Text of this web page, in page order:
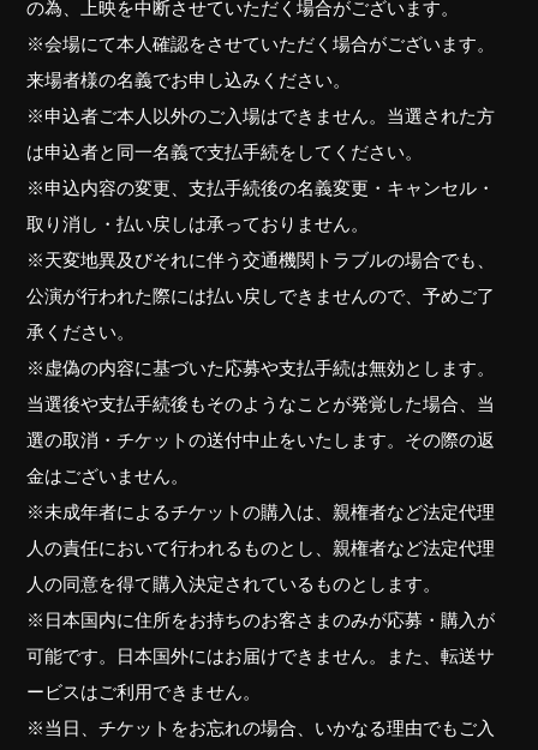
の為、上映を中断させていただく場合がございます。
※会場にて本人確認をさせていただく場合がございます。
来場者様の名義でお申し込みください。
※申込者ご本人以外のご入場はできません。当選された方
は申込者と同一名義で支払手続をしてください。
※申込内容の変更、支払手続後の名義変更・キャンセル・
取り消し・払い戻しは承っておりません。
※天変地異及びそれに伴う交通機関トラブルの場合でも、
公演が行われた際には払い戻しできませんので、予めご了
承ください。
※虚偽の内容に基づいた応募や支払手続は無効とします。
当選後や支払手続後もそのようなことが発覚した場合、当
選の取消・チケットの送付中止をいたします。その際の返
金はございません。
※未成年者によるチケットの購入は、親権者など法定代理
人の責任において行われるものとし、親権者など法定代理
人の同意を得て購入決定されているものとします。
※日本国内に住所をお持ちのお客さまのみが応募・購入が
可能です。日本国外にはお届けできません。また、転送サ
ービスはご利用できません。
※当日、チケットをお忘れの場合、いかなる理由でもご入